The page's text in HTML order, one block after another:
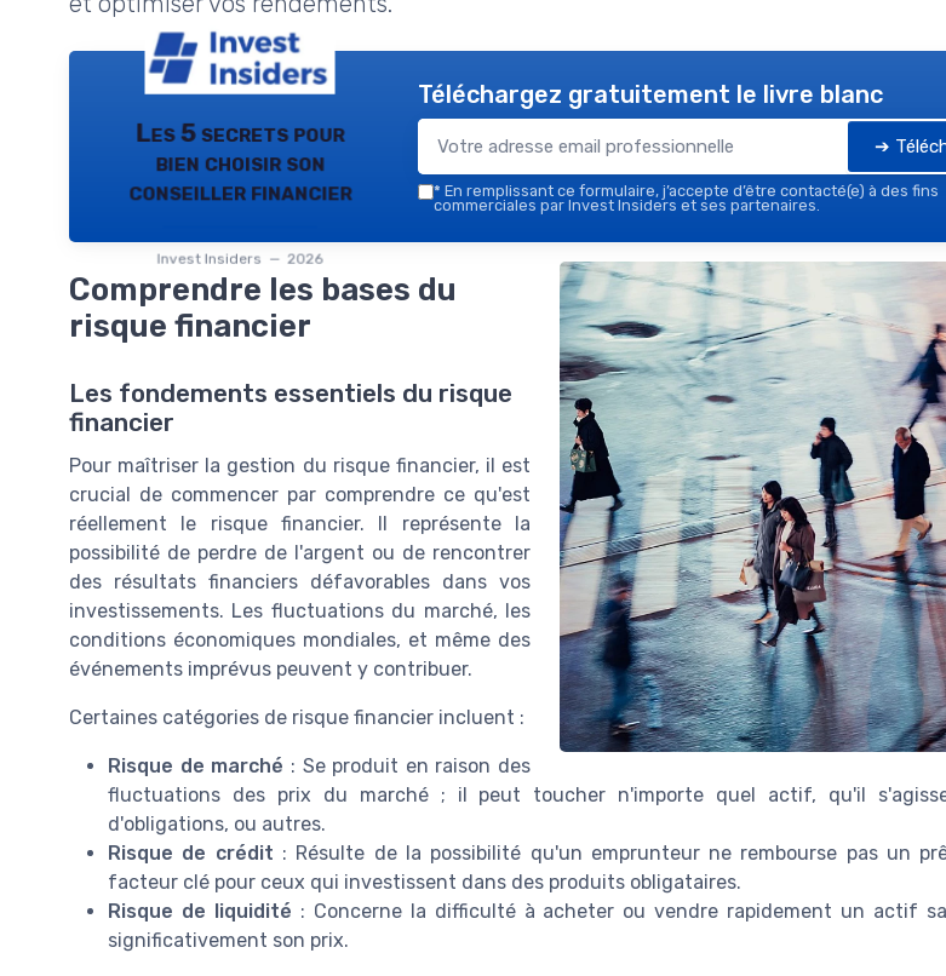
Les 5 secrets pour
bien choisir son
conseiller financier
Invest Insiders — 2026
Téléchargez gratuitement le livre blanc
➔
* En remplissant ce formulaire, j’accepte d’être contacté(e) à des fins
commerciales par Invest Insiders et ses partenaires.
Comprendre les bases du
risque financier
Les fondements essentiels du risque
financier
Pour maîtriser la gestion du risque financier, il est
crucial de commencer par comprendre ce qu'est
réellement le risque financier. Il représente la
possibilité de perdre de l'argent ou de rencontrer
des résultats financiers défavorables dans vos
investissements. Les fluctuations du marché, les
conditions économiques mondiales, et même des
événements imprévus peuvent y contribuer.
Certaines catégories de risque financier incluent :
Risque de marché : Se produit en raison des
fluctuations des prix du marché ; il peut toucher n'importe quel actif, qu'il
d'obligations, ou autres.
Risque de crédit : Résulte de la possibilité qu'un emprunteur ne rembourse pas un
facteur clé pour ceux qui investissent dans des produits obligataires.
Risque de liquidité : Concerne la difficulté à acheter ou vendre rapidement un actif
significativement son prix.